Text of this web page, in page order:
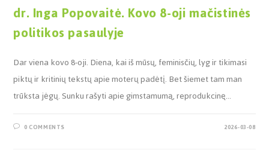
dr. Inga Popovaitė. Kovo 8-oji mačistinės
politikos pasaulyje
Dar viena kovo 8-oji. Diena, kai iš mūsų, feminisčių, lyg ir tikimasi
piktų ir kritinių tekstų apie moterų padėtį. Bet šiemet tam man
trūksta jėgų. Sunku rašyti apie gimstamumą, reprodukcinę…
0 COMMENTS 2026-03-08